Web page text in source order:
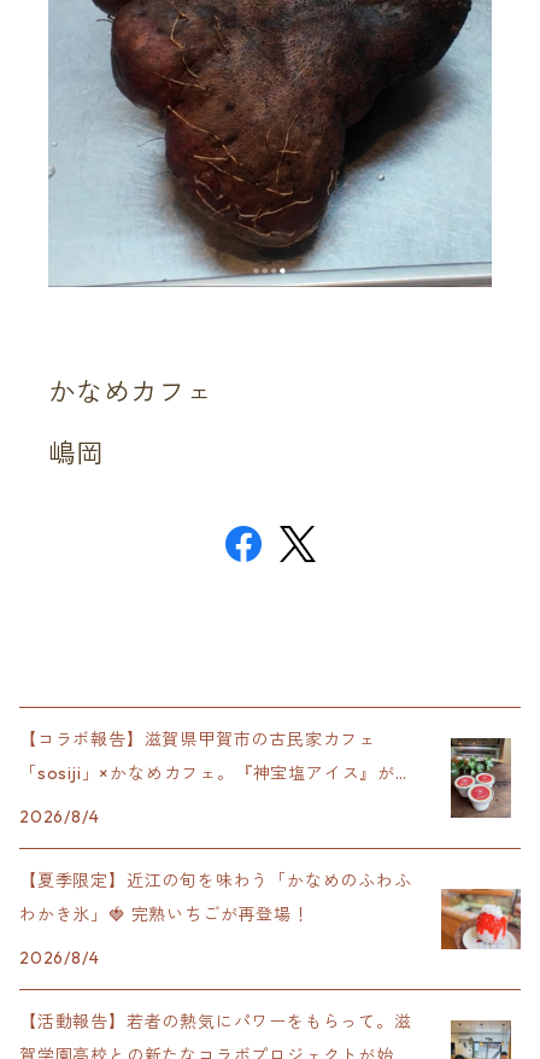
かなめカフェ
嶋岡
【コラボ報告】滋賀県甲賀市の古民家カフェ
「sosiji」×かなめカフェ。『神宝塩アイス』が完
成！
2026/8/4
【夏季限定】近江の旬を味わう「かなめのふわふ
わかき氷」🍓 完熟いちごが再登場！
2026/8/4
【活動報告】若者の熱気にパワーをもらって。滋